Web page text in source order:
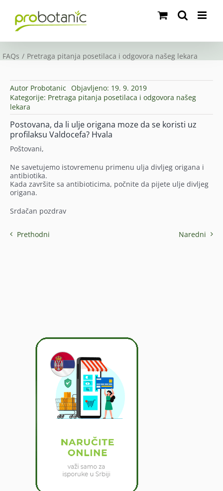
content
FAQs Pretraga pitanja posetilaca i odgovora našeg lekara
Autor Probotanic Objavljeno: 19. 9. 2019
Kategorije: Pretraga pitanja posetilaca i odgovora našeg
lekara
Postovana, da li ulje origana moze da se koristi uz
profilaksu Valdocefa? Hvala
Poštovani,
Ne savetujemo istovremenu primenu ulja divljeg origana i
antibiotika.
Kada završite sa antibioticima, počnite da pijete ulje divljeg
origana.
Srdačan pozdrav
Prethodni Naredni